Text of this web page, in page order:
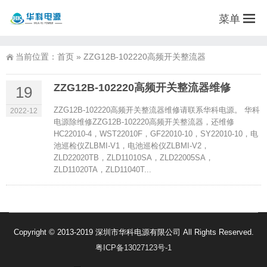
菜单
当前位置： 首页 » ZZG12B-102220高频开关整流器
19
2022-12
ZZG12B-102220高频开关整流器维修
ZZG12B-102220高频开关整流器维修请联系华科电源。 华科
电源除维修ZZG12B-102220高频开关整流器，还维修
HC22010-4，WST22010F，GF22010-10，SY22010-10，电
池巡检仪ZLBMI-V1，电池巡检仪ZLBMI-V2，
ZLD22020TB，ZLD11010SA，ZLD22005SA，
ZLD11020TA，ZLD11040T...
Copyright © 2013-2019 深圳市华科电源有限公司 All Rights Reserved.
粤ICP备13027123号-1